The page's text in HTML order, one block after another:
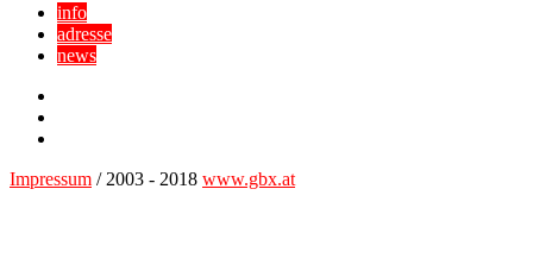
info
adresse
news
Impressum / 2003 - 2018 www.gbx.at